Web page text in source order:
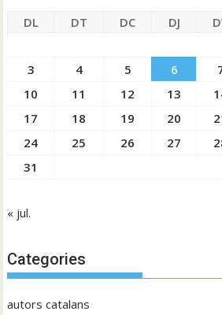
DL DT DC DJ
3
4 5 6
10
11 12 13
17
18 19 20
24
25 26 27
31
« jul.
Categories
autors catalans